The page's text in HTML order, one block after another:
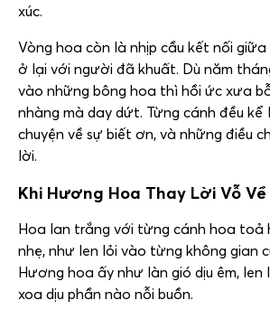
xúc.
Vòng hoa còn là nhịp cầu kết nối
ở lại với người đã khuất. Dù năm
vào những bông hoa thì hồi ức xưa
nhàng mà day dứt. Từng cánh đều kể
chuyện về sự biết ơn, và những điều
lời.
Khi Hương Hoa Thay Lời Vỗ
Hoa lan trắng với từng cánh hoa toả
nhẹ, như len lỏi vào từng không gian
Hương hoa ấy như làn gió dịu êm,
xoa dịu phần nào nỗi buồn.